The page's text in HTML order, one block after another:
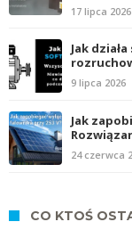
17 lipca 2026
Jak
9 lipca 2026
Jak
24 czerwca
CO KTOŚ